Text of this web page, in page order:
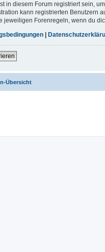
in diesem Forum registriert sein,
kann registrierten Benutzern
jeweiligen Forenregeln, wenn du
Übersicht